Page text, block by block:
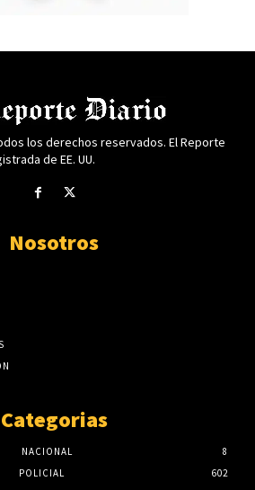
los derechos reservados. El Reporte
de EE. UU.
Nosotros
Categorias
NACIONAL
8
POLICIAL
602